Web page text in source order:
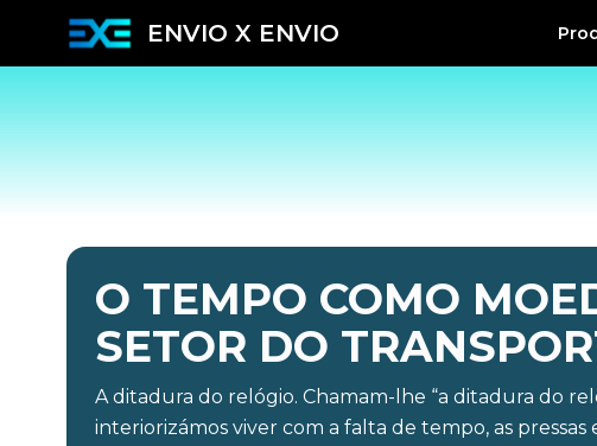
ENVIO X ENVIO
O TEMPO COMO
SETOR DO
A ditadura do relógio. Chamam-lhe “a ditadura do
interiorizámos viver com a falta de tempo, as